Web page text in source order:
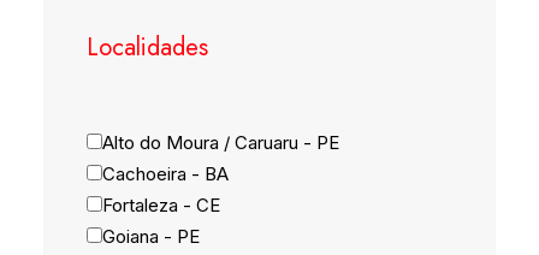
Localidades
Alto do Moura / Caruaru - PE
Cachoeira - BA
Fortaleza - CE
Goiana - PE